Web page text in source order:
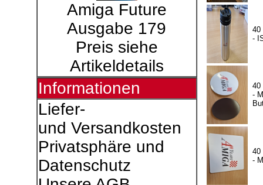
Amiga Future
Ausgabe 179
Preis siehe
Artikeldetails
Informationen
Liefer-
und Versandkosten
Privatsphäre und
Datenschutz
40
-
40
-
40
-